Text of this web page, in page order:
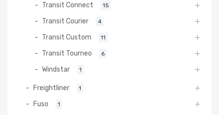
Transit Connect 15
Transit Courier 4
Transit Custom 11
Transit Tourneo 6
Windstar 1
Freightliner 1
Fuso 1